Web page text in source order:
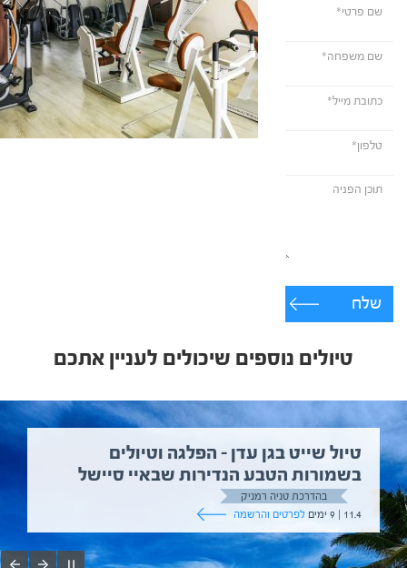
שלח
טיולים נוספים שיכולים לעניין אתכם
טיול שייט בגן עדן – הפלגה וטיולים
בשמורות הטבע הנדירות שבאיי סיישל
בהדרכת טניה רמניק
11.4 | 9 ימים
לפרטים והרשמה